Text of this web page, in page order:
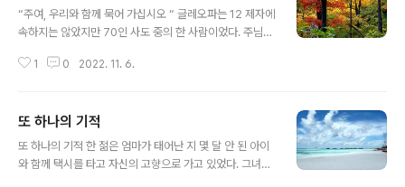
“주여, 우리와 함께 묵어 가십시오 “ 글레오파는 12 제자에
속하지는 않았지만 70인 사도 중의 한 사람이었다. 주님께
던 길에서 부활하신 주님을 만났다. 주님은 그들과 함께 걸
님께 “우리와 함께 묵어 가십시오”(루가 24,29)라고 간청
했고, 주님은 그들과 함께 머무셨으며, 슬픔에 젖어 있던 그
들의 마음을 기쁨과 행복으로 채워주셨다. 주님은 승천하
1 0 2022. 11. 6.
또 하나의 기적
또 하나의 기적 한 젊은 엄마가 태어난 지 몇 달 안 된 아이
와 함께 택시를 타고 자신의 고향으로 가고 있었다. 그녀는